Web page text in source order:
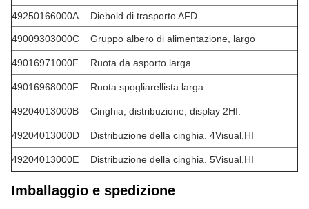
49250166000A Diebold di trasporto AFD
49009303000C Gruppo albero di alimentazione, largo
49016971000F Ruota da asporto.larga
49016968000F Ruota spogliarellista larga
49204013000B Cinghia, distribuzione, display 2HI.
49204013000D Distribuzione della cinghia. 4Visual.HI
49204013000E Distribuzione della cinghia. 5Visual.HI
Imballaggio e spedizione